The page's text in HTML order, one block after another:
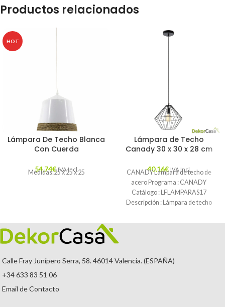
Productos relacionados
HOT
Lámpara De Techo Blanca
Con Cuerda
54,74€ IVA Incl.
Medidas:25 x 25 x 25
Lámpara de Techo
Canady 30 x 30 x 28 cm
40,16€ IVA Incl.
CANADY Lámpara de techo de
acero Programa : CANADY
Catálogo : LFLAMPARAS17
Descripción : Lámpara de techo
Calle Fray Junípero Serra, 58. 46014 Valencia. (ESPAÑA)
+34 633 83 51 06
Email de Contacto